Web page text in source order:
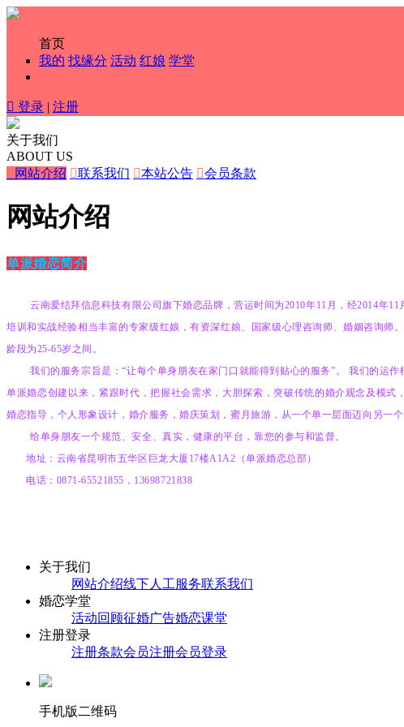
首页
我的 找缘分 活动 红娘 学堂
 登录 | 注册
关于我们
ABOUT US
网站介绍 联系我们 本站公告 会员条款
网站介绍
单派婚恋简介
云南爱结拜信息科技有限公司旗下婚恋品牌，营运时间为2010年11 月，经2014年11
培训和实战经验相当丰富的专家级红娘，有资深红娘、国家级心理咨询师、婚姻咨询师
龄段为25-65岁之间。
我们的服务宗旨是：“让每个单身朋友在家门口就能得到贴心的服务”。
我们的运作
单派婚恋创建以来，紧跟时代，把握社会需求，大胆探索，突破传统的婚介观念及模
婚恋指导，个人形象设计，婚介服务，婚庆策划，蜜月旅游，从一个单一层面迈向另一
给单身朋友一个规范、安全、真实，健康的平台，靠您的参与和监督。
地址：云南省昆明市五华区巨龙大厦17楼A1A2 （单派婚恋总部）
电话：0871-65521855，13698721838
关于我们
网站介绍线下人工服务联系我们
婚恋学堂
活动回顾征婚广告婚恋课堂
注册登录
注册条款会员注册会员登录
手机版二维码